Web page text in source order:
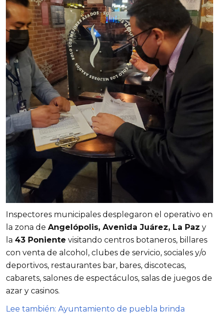
Inspectores municipales desplegaron el operativo en
la zona de Angelópolis, Avenida Juárez, La Paz y
la 43 Poniente visitando centros botaneros, billares
con venta de alcohol, clubes de servicio, sociales y/o
deportivos, restaurantes bar, bares, discotecas,
cabarets, salones de espectáculos, salas de juegos de
azar y casinos.
Lee también: Ayuntamiento de puebla brinda